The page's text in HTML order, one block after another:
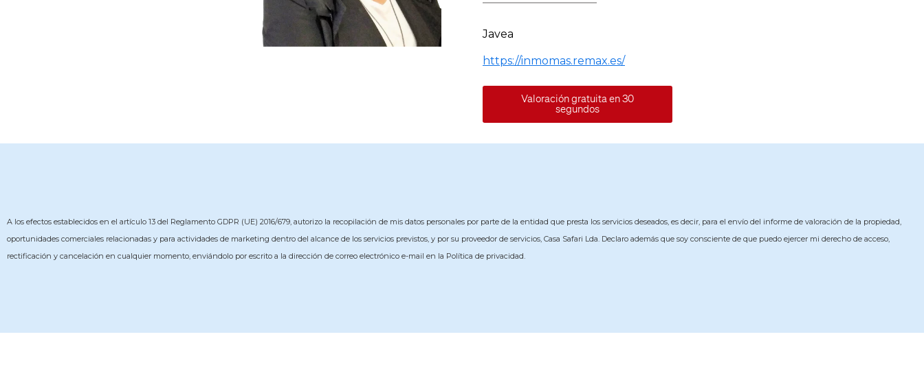
Javea
https://inmomas.remax.es/
Valoración gratuita en 30
segundos
A los efectos establecidos en el artículo 13 del Reglamento GDPR (UE) 2016/679, autorizo la recopilación de mis datos personales por parte de la entidad que presta los servicios deseados, es decir, para el envío del informe de valoración de la propiedad,
oportunidades comerciales relacionadas y para actividades de marketing dentro del alcance de los servicios previstos, y por su proveedor de servicios, Casa Safari Lda. Declaro además que soy consciente de que puedo ejercer mi derecho de acceso,
rectificación y cancelación en cualquier momento, enviándolo por escrito a la dirección de correo electrónico e-mail en la Política de privacidad.